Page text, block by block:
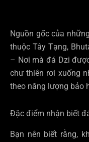
Nguồn gốc của
thuộc Tây Tạng,
– Nơi mà đá Dzi
chư thiên rơi xuống
theo năng lượng bảo
Đặc điểm nhận biết
Bạn nên biết rằng,